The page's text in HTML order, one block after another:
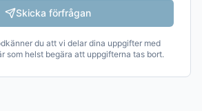
Skicka förfrågan
du att vi delar dina uppgifter med
som helst begära att uppgifterna tas bort.